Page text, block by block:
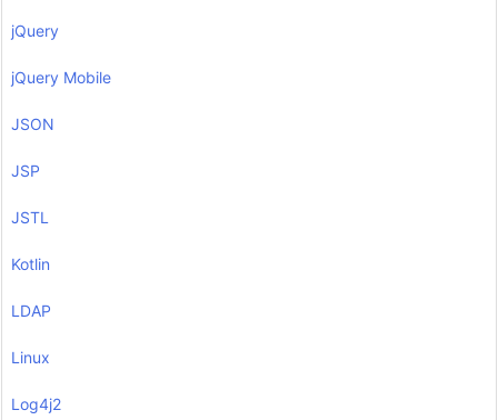
jQuery
jQuery Mobile
JSON
JSP
JSTL
Kotlin
LDAP
Linux
Log4j2